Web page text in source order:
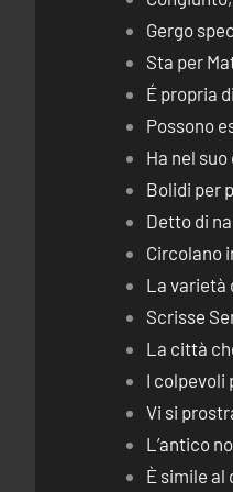
Gergo
Sta per
É propria
Possono
Ha nel
Bolidi per
Detto di
Circolano
La varietà
Scrisse
La città
I colpevoli
Vi si
L’antico
È simile al